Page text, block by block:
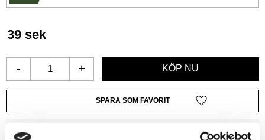
39 sek
+
-
Lägg till i favoriter
Lagerstatus
9 st i lager